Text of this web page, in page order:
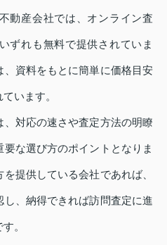
動産会社では、オンライン査
ずれも無料で提供されていま
資料をもとに簡単に価格目安
います。
、対応の速さや査定方法の明瞭
な選び方のポイントとなりま
提供している会社であれば、
し、納得できれば訪問査定に進
。